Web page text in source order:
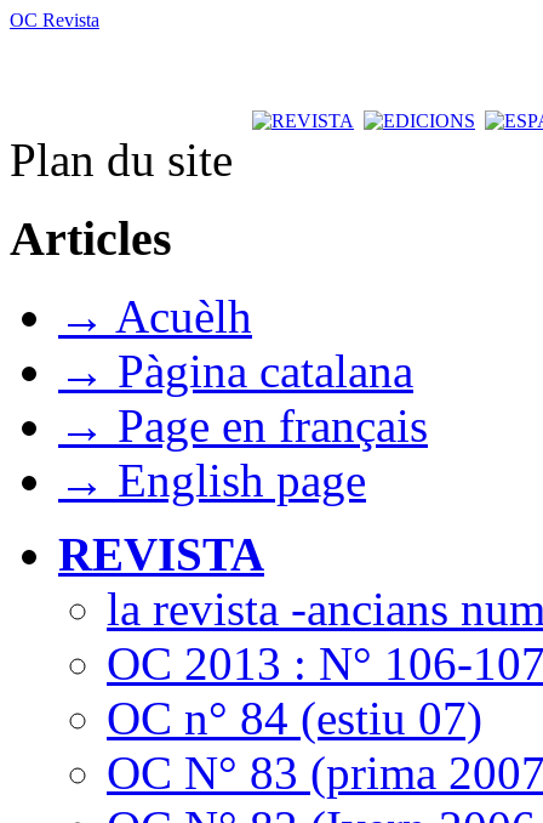
OC Revista
Plan du site
Articles
→ Acuèlh
→ Pàgina catalana
→ Page en français
→ English page
REVISTA
la revista -ancians
OC 2013 : N° 106-
OC n° 84 (estiu 07)
OC N° 83 (prima